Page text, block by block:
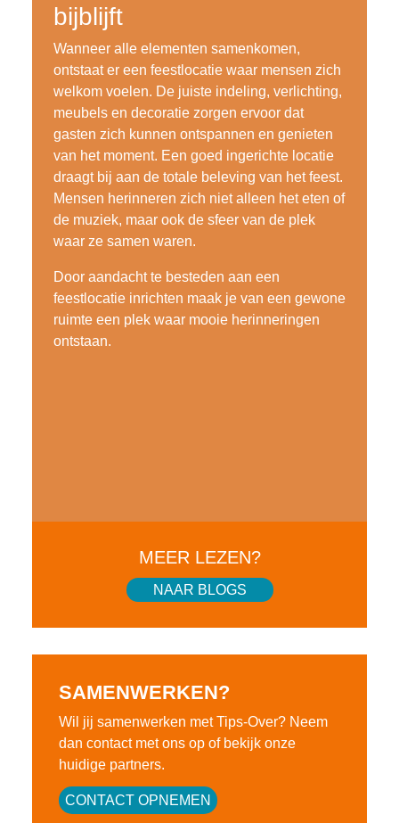
bijblijft
Wanneer alle elementen samenkomen,
ontstaat er een feestlocatie waar mensen zich
welkom voelen. De juiste indeling, verlichting,
meubels en decoratie zorgen ervoor dat
gasten zich kunnen ontspannen en genieten
van het moment. Een goed ingerichte locatie
draagt bij aan de totale beleving van het feest.
Mensen herinneren zich niet alleen het eten of
de muziek, maar ook de sfeer van de plek
waar ze samen waren.
Door aandacht te besteden aan een
feestlocatie inrichten maak je van een gewone
ruimte een plek waar mooie herinneringen
ontstaan.
MEER LEZEN?
NAAR BLOGS
SAMENWERKEN?
Wil jij samenwerken met Tips-Over? Neem
dan contact met ons op of bekijk onze
huidige partners.
CONTACT OPNEMEN